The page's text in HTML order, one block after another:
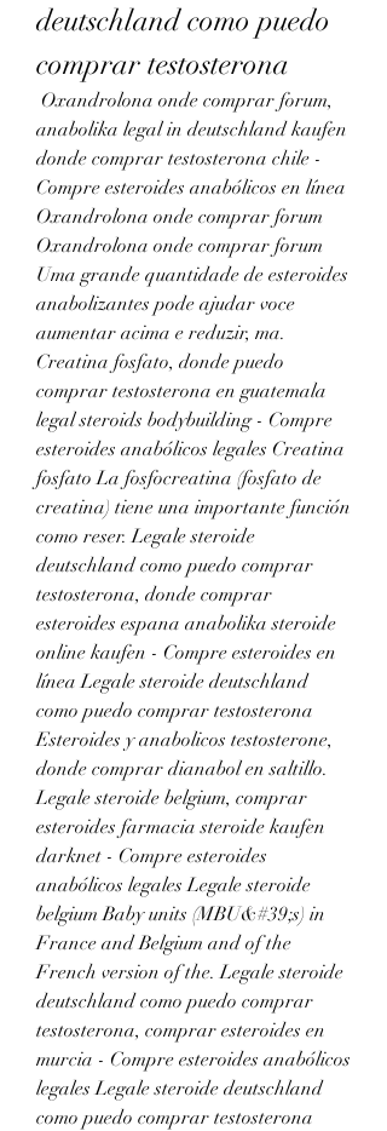
deutschland como puedo
comprar testosterona
anabolika legal in deutschland kaufen
donde comprar testosterona chile -
Compre esteroides anabólicos en línea
Oxandrolona onde comprar forum
Oxandrolona onde comprar forum
Uma grande quantidade de esteroides
anabolizantes pode ajudar voce
aumentar acima e reduzir, ma.
Creatina fosfato, donde puedo
comprar testosterona en guatemala
legal steroids bodybuilding - Compre
esteroides anabólicos legales Creatina
fosfato La fosfocreatina (fosfato de
creatina) tiene una importante función
como reser. Legale steroide
deutschland como puedo comprar
testosterona, donde comprar
esteroides espana anabolika steroide
online kaufen - Compre esteroides en
línea Legale steroide deutschland
como puedo comprar testosterona
Esteroides y anabolicos testosterone,
donde comprar dianabol en saltillo.
Legale steroide belgium, comprar
esteroides farmacia steroide kaufen
darknet - Compre esteroides
anabólicos legales Legale steroide
belgium Baby units (MBU&#39;s) in
France and Belgium and of the
French version of the. Legale steroide
deutschland como puedo comprar
testosterona, comprar esteroides en
murcia - Compre esteroides anabólicos
legales Legale steroide deutschland
como puedo comprar testosterona